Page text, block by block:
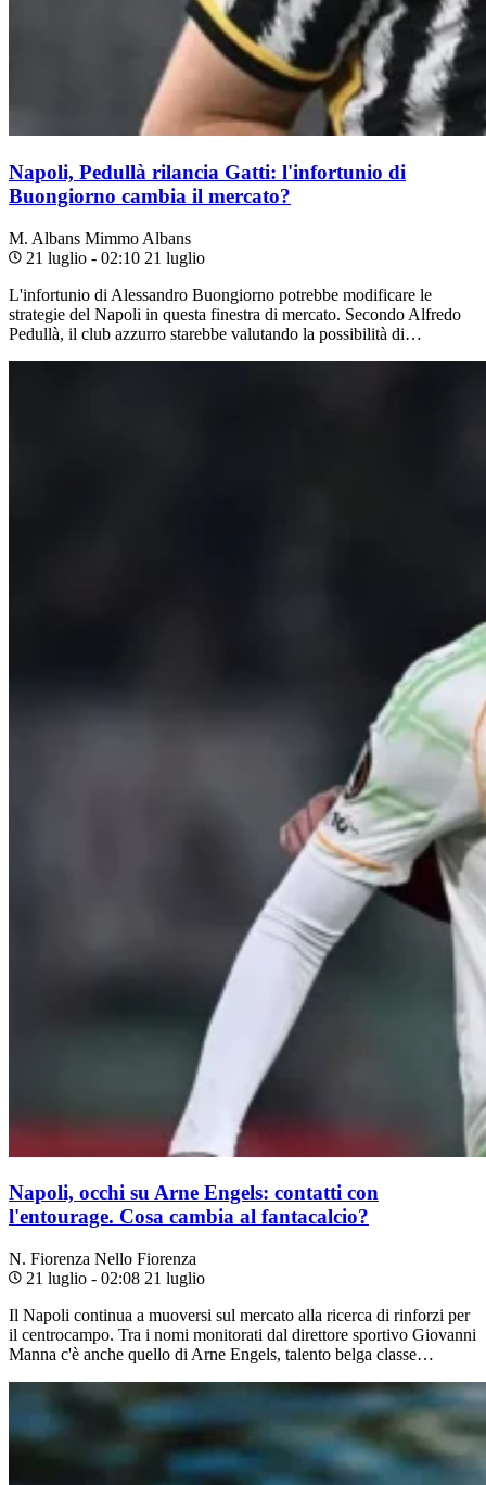
Napoli, Pedullà rilancia Gatti: l'infortunio di
Buongiorno cambia il mercato?
M. Albans Mimmo Albans
21 luglio - 02:10 21 luglio
L'infortunio di Alessandro Buongiorno potrebbe modificare le
strategie del Napoli in questa finestra di mercato. Secondo Alfredo
Pedullà, il club azzurro starebbe valutando la possibilità di…
Napoli, occhi su Arne Engels: contatti con
l'entourage. Cosa cambia al fantacalcio?
N. Fiorenza Nello Fiorenza
21 luglio - 02:08 21 luglio
Il Napoli continua a muoversi sul mercato alla ricerca di rinforzi per
il centrocampo. Tra i nomi monitorati dal direttore sportivo Giovanni
Manna c'è anche quello di Arne Engels, talento belga classe…